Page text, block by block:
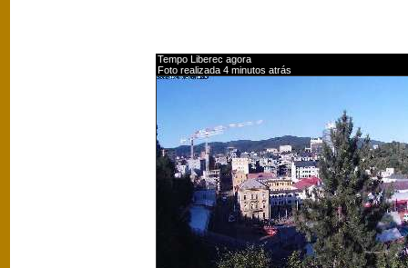
Tempo Liberec agora
Foto realizada 4 minutos atrás